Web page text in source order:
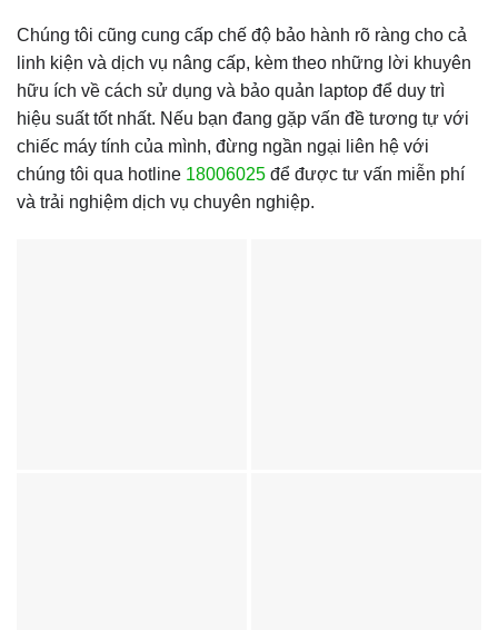
Chúng tôi cũng cung cấp chế độ bảo hành rõ ràng cho cả
linh kiện và dịch vụ nâng cấp, kèm theo những lời khuyên
hữu ích về cách sử dụng và bảo quản laptop để duy trì
hiệu suất tốt nhất. Nếu bạn đang gặp vấn đề tương tự với
chiếc máy tính của mình, đừng ngần ngại liên hệ với
chúng tôi qua hotline 18006025 để được tư vấn miễn phí
và trải nghiệm dịch vụ chuyên nghiệp.